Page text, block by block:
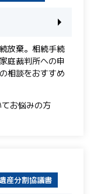
放棄。相続手続
庭裁判所への申
相談をおすすめ
お悩みの方
産分割協議書